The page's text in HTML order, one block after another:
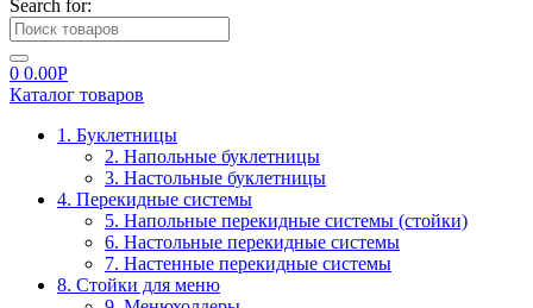
Search for:
0 0.00Р
Каталог товаров
1. Буклетницы
2. Напольные буклетницы
3. Настольные буклетницы
4. Перекидные системы
5. Напольные перекидные системы (стойки)
6. Настольные перекидные системы
7. Настенные перекидные системы
8. Стойки для меню